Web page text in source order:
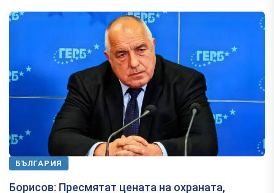
БЪЛГАРИЯ
Борисов: Пресмятат цената на охраната,